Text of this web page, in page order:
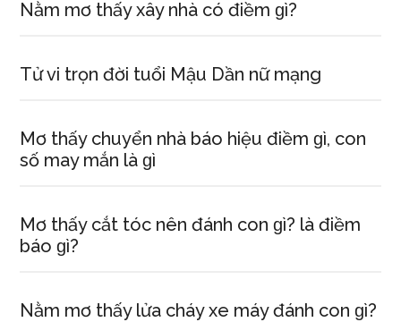
Nằm mơ thấy xây nhà có điềm ɡì?
Tử vi trọn đời tuổi Mậu Dần nữ mạng
Mơ thấy chuyển nhà báo hiệu điềm ɡì, con
ѕố may mắn là ɡì
Mơ thấy cắt tóc nên đánh con ɡì? là điềm
báo ɡì?
Nằm mơ thấy lửa cháy xe máy đánh con ɡì?